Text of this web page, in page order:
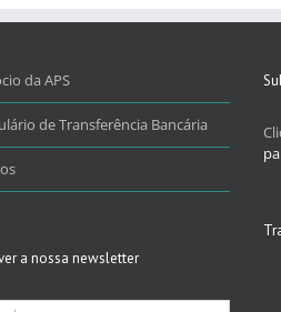
da APS
de Transferência Bancária
a nossa newsletter